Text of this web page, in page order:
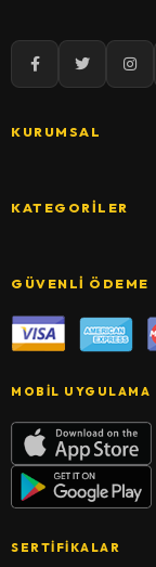
KURUMSAL
KATEGORILER
GÜVENLI ÖDEME
MOBIL UYGULAMA
SERTIFIKALAR